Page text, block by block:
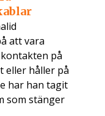
att vara
på
eller håller på
har han tagit
som stänger